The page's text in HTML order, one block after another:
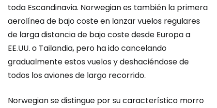
toda Escandinavia. Norwegian es también la primera
aerolínea de bajo coste en lanzar vuelos regulares
de larga distancia de bajo coste desde Europa a
EE.UU. o Tailandia, pero ha ido cancelando
gradualmente estos vuelos y deshaciéndose de
todos los aviones de largo recorrido.
Norwegian se distingue por su característico morro